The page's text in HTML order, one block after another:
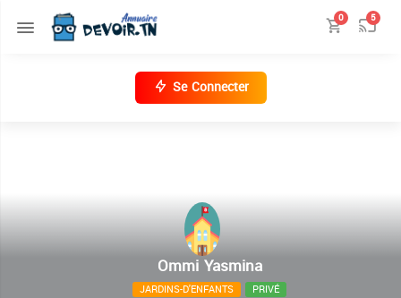
0 5
Se Connecter
Ommi Yasmina
JARDINS-D'ENFANTS PRIVÉ